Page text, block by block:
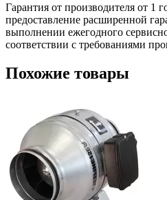
Гарантия от производителя от 1
предоставление расширенной
выполнении ежегодного
соответствии с требованиями
Похожие товары